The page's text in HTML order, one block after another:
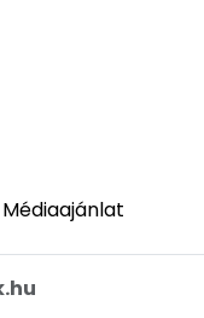
Médiaajánlat